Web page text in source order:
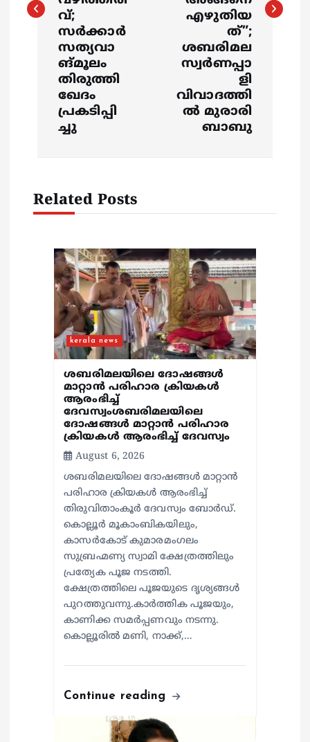
n
t
വ്;
സർക്കാർ
സത്യവാ
ങ്മൂലം
തിരുത്തി
ഖേദം
പ്രകടിപ്പി
ച്ചു
എഴുതിയ
ത്‌”;
ശബരിമല
സ്വർണപ്പാ
ളി
വിവാദത്തി
ൽ മുരാരി
ബാബു
Related Posts
kerala news
ശബരിമലയിലെ ദോഷങ്ങൾ
മാറ്റാൻ പരിഹാര ക്രിയകൾ
ആരംഭിച്ച്
ദേവസ്വംശബരിമലയിലെ
ദോഷങ്ങൾ മാറ്റാൻ പരിഹാര
ക്രിയകൾ ആരംഭിച്ച് ദേവസ്വം
August 6, 2026
ശബരിമലയിലെ ദോഷങ്ങൾ മാറ്റാൻ
പരിഹാര ക്രിയകൾ ആരംഭിച്ച്
തിരുവിതാംകൂർ ദേവസ്വം ബോർഡ്.
കൊല്ലൂർ മൂകാംബികയിലും,
കാസർകോട് കുമാരമംഗലം
സുബ്രഹ്മണ്യ സ്വാമി ക്ഷേത്രത്തിലും
പ്രത്യേക പൂജ നടത്തി.
ക്ഷേത്രത്തിലെ പൂജയുടെ ദൃശ്യങ്ങൾ
പുറത്തുവന്നു.കാർത്തിക പൂജയും,
കാണിക്ക സമർപ്പണവും നടന്നു.
കൊല്ലൂരിൽ മണി, നാക്ക്,…
Continue reading